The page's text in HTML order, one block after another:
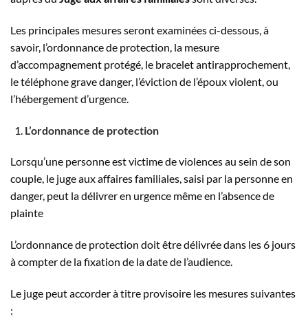
Les principales mesures seront examinées ci-dessous, à
savoir, l’ordonnance de protection, la mesure
d’accompagnement protégé, le bracelet antirapprochement,
le téléphone grave danger, l’éviction de l’époux violent, ou
l’hébergement d’urgence.
L’ordonnance de protection
Lorsqu’une personne est victime de violences au sein de son
couple, le juge aux affaires familiales, saisi par la personne en
danger, peut la délivrer en urgence même en l’absence de
plainte
L’ordonnance de protection doit être délivrée dans les 6 jours
à compter de la fixation de la date de l’audience.
Le juge peut accorder à titre provisoire les mesures suivantes
: